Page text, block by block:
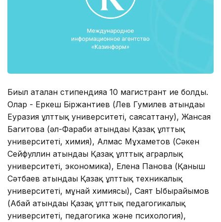
Биыл аталған стипендияға 10 магистрант ие болды.
Олар - Еркеш Біржантиев (Лев Гумилев атындағы
Еуразия ұлттық университеті, саясаттану), Жансая
Багитова (әл-Фараби атындағы Қазақ ұлттық
университеті, химия), Алмас Мұхаметов (Сәкен
Сейфуллин атындағы Қазақ ұлттық аграрлық
университеті, экономика), Елена Панова (Қаныш
Сәтбаев атындағы Қазақ ұлттық техникалық
университеті, мұнай химиясы), Саят Ыбырайымов
(Абай атындағы Қазақ ұлттық педагогикалық
университеті, педагогика және психология),